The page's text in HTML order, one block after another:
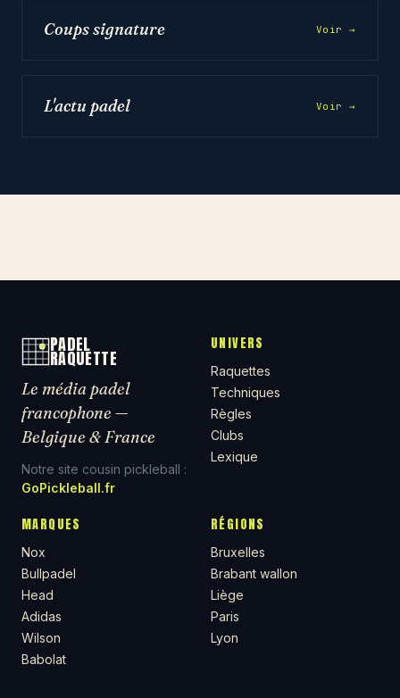
Coups signature Voir →
L'actu padel Voir →
PADEL
RAQUETTE
Le média padel
francophone —
Belgique & France
Notre site cousin pickleball :
GoPickleball.fr
UNIVERS
Raquettes
Techniques
Règles
Clubs
Lexique
MARQUES
Nox
Bullpadel
Head
Adidas
Wilson
Babolat
RÉGIONS
Bruxelles
Brabant wallon
Liège
Paris
Lyon